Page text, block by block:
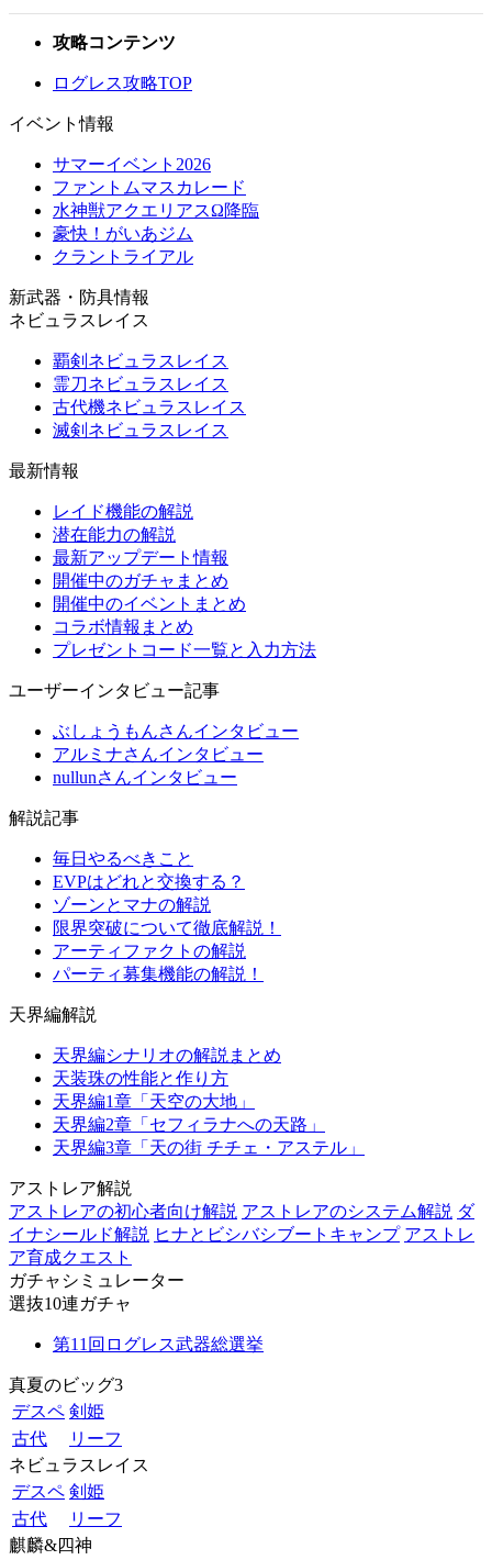
攻略コンテンツ
ログレス攻略TOP
イベント情報
サマーイベント2026
ファントムマスカレード
水神獣アクエリアスΩ降臨
豪快！がいあジム
クラントライアル
新武器・防具情報
ネビュラスレイス
覇剣ネビュラスレイス
霊刀ネビュラスレイス
古代機ネビュラスレイス
滅剣ネビュラスレイス
最新情報
レイド機能の解説
潜在能力の解説
最新アップデート情報
開催中のガチャまとめ
開催中のイベントまとめ
コラボ情報まとめ
プレゼントコード一覧と入力方法
ユーザーインタビュー記事
ぶしょうもんさんインタビュー
アルミナさんインタビュー
nullunさんインタビュー
解説記事
毎日やるべきこと
EVPはどれと交換する？
ゾーンとマナの解説
限界突破について徹底解説！
アーティファクトの解説
パーティ募集機能の解説！
天界編解説
天界編シナリオの解説まとめ
天装珠の性能と作り方
天界編1章「天空の大地」
天界編2章「セフィラナへの天路」
天界編3章「天の街 チチェ・アステル」
アストレア解説
アストレアの初心者向け解説 アストレアのシステム解説 ダ
イナシールド解説 ヒナとビシバシブートキャンプ アストレ
ア育成クエスト
ガチャシミュレーター
選抜10連ガチャ
第11回ログレス武器総選挙
真夏のビッグ3
デスペ 剣姫
古代
リーフ
ネビュラスレイス
デスペ 剣姫
古代
リーフ
麒麟&四神